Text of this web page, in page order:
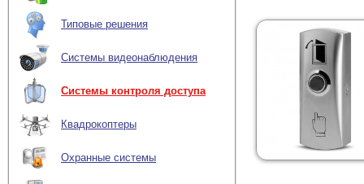
Типовые решения
Системы видеонаблюдения
Системы контроля доступа
Квадрокоптеры
Охранные системы